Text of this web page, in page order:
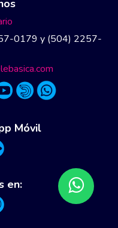
0179 y (504) 2257-
Móvil
en: